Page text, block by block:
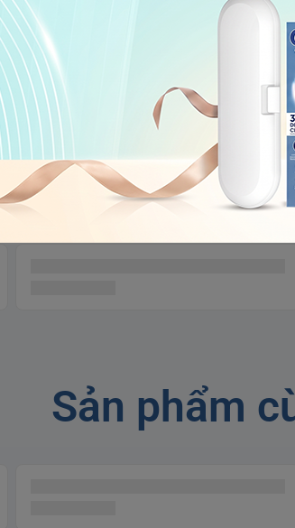
trưa, SMEG BLF01 trộn các nguyên liệu
không thể hoàn hảo hơn, đồng hành
Sản
Sản phẩm